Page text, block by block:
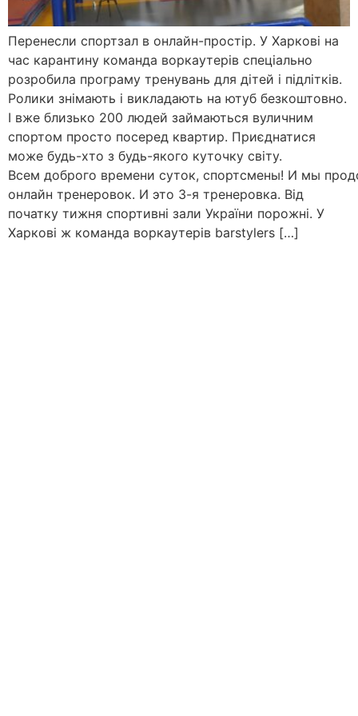
Перенесли спортзал в онлайн-простір. У Харкові на
час карантину команда воркаутерів спеціально
розробила програму тренувань для дітей і підлітків.
Ролики знімають і викладають на ютуб безкоштовно.
І вже близько 200 людей займаються вуличним
спортом просто посеред квартир. Приєднатися
може будь-хто з будь-якого куточку світу.
Всем доброго времени суток, спортсмены! И мы
онлайн тренеровок. И это 3-я тренеровка. Від
початку тижня спортивні зали України порожні. У
Харкові ж команда воркаутерів barstylers […]